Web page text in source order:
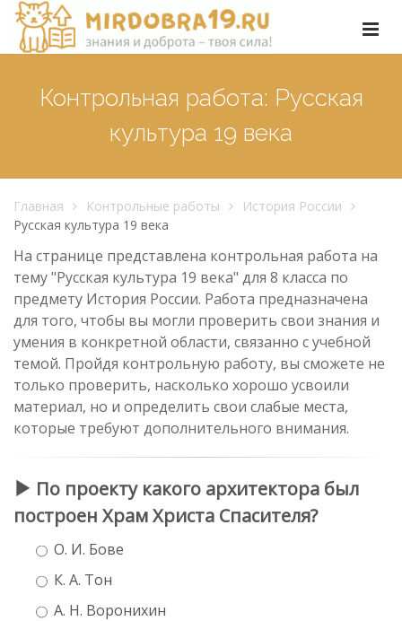
Контрольная работа: Русская
культура 19 века
Главная Контрольные работы
История России
Русская культура 19 века
На странице представлена контрольная работа на
тему "Русская культура 19 века" для 8 класса по
предмету История России. Работа предназначена
для того, чтобы вы могли проверить свои знания и
умения в конкретной области, связанно с учебной
темой. Пройдя контрольную работу, вы сможете не
только проверить, насколько хорошо усвоили
материал, но и определить свои слабые места,
которые требуют дополнительного внимания.
По проекту какого архитектора был
построен Храм Христа Спасителя?
О. И. Бове
К. А. Тон
А. Н. Воронихин